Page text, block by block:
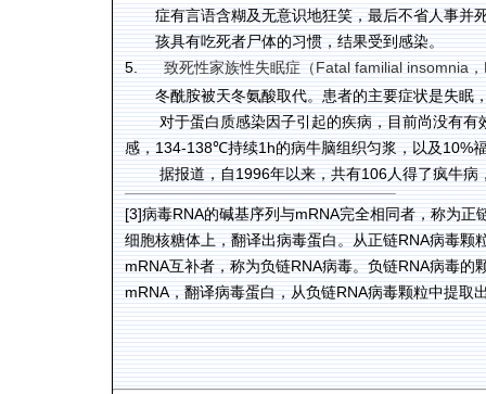
症有言语含糊及无意识地狂笑，最后不省人事并
孩具有吃死者尸体的习惯，结果受到感染。
5.
致死性家族性失眠症（Fatal familial insomnia，
冬酰胺被天冬氨酸取代。患者的主要症状是失眠
对于蛋白质感染因子引起的疾病，目前尚没有
感，134-138℃持续1h的病牛脑组织匀浆，以及10%
据报道，自1996年以来，共有106人得了疯牛病
[3]病毒RNA的碱基序列与mRNA完全相同者，称为正
细胞核糖体上，翻译出病毒蛋白。从正链RNA病毒颗
mRNA互补者，称为负链RNA病毒。负链RNA病毒的
mRNA，翻译病毒蛋白，从负链RNA病毒颗粒中提取